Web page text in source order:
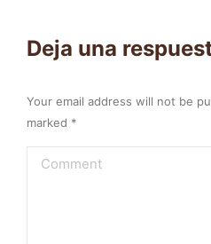
Deja una
Your email address will not be
marked *
Comment